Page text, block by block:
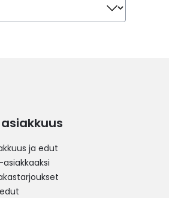
ja edut